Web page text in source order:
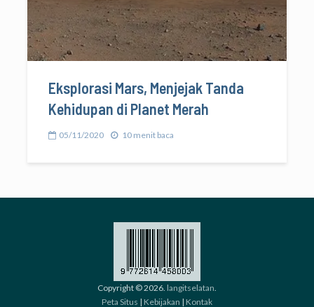
Eksplorasi Mars, Menjejak Tanda
Kehidupan di Planet Merah
05/11/2020 10 menit baca
Copyright © 2026. langitselatan
Peta Situs | Kebijakan | Kontak